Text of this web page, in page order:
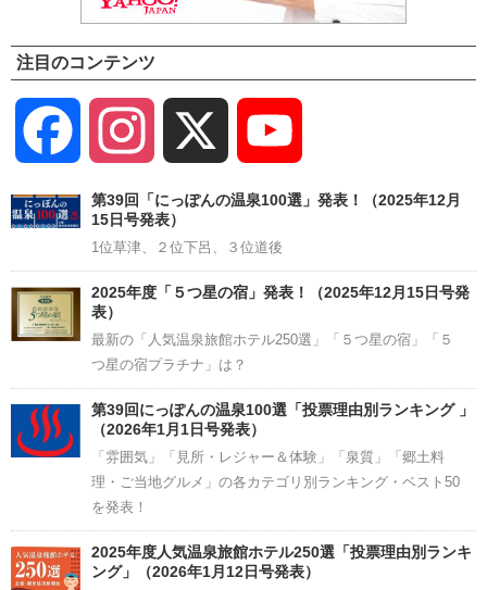
注目のコンテンツ
Facebook Instagram
Channel
第39回「にっぽんの温泉100選」発表！（2025年12月
15日号発表）
1位草津、２位下呂、３位道後
2025年度「５つ星の宿」発表！（2025年12月15日号発
表）
最新の「人気温泉旅館ホテル250選」「５つ星の宿」「５
つ星の宿プラチナ」は？
第39回にっぽんの温泉100選「投票理由別ランキング 」
（2026年1月1日号発表）
「雰囲気」「見所・レジャー＆体験」「泉質」「郷土料
理・ご当地グルメ」の各カテゴリ別ランキング・ベスト50
を発表！
2025年度人気温泉旅館ホテル250選「投票理由別ランキ
ング」（2026年1月12日号発表）